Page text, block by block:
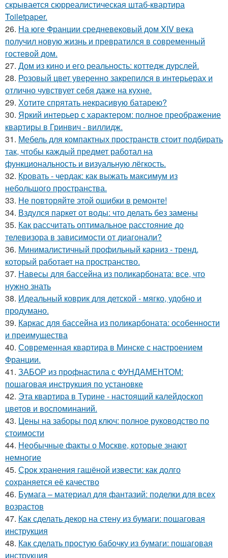
скрывается сюрреалистическая штаб-квартира
Toiletpaper.
26. На юге Франции средневековый дом XIV века
получил новую жизнь и превратился в современный
гостевой дом.
27. Дом из кино и его реальность: коттедж дурслей.
28. Розовый цвет уверенно закрепился в интерьерах и
отлично чувствует себя даже на кухне.
29. Хотите спрятать некрасивую батарею?
30. Яркий интерьер с характером: полное преображение
квартиры в Гринвич - виллидж.
31. Мебель для компактных пространств стоит подбирать
так, чтобы каждый предмет работал на
функциональность и визуальную лёгкость.
32. Кровать - чердак: как выжать максимум из
небольшого пространства.
33. Не повторяйте этой ошибки в ремонте!
34. Вздулся паркет от воды: что делать без замены
35. Как рассчитать оптимальное расстояние до
телевизора в зависимости от диагонали?
36. Минималистичный профильный карниз - тренд,
который работает на пространство.
37. Навесы для бассейна из поликарбоната: все, что
нужно знать
38. Идеальный коврик для детской - мягко, удобно и
продумано.
39. Каркас для бассейна из поликарбоната: особенности
и преимущества
40. Современная квартира в Минске с настроением
Франции.
41. ЗАБОР из профнастила с ФУНДАМЕНТОМ:
пошаговая инструкция по установке
42. Эта квартира в Турине - настоящий калейдоскоп
цветов и воспоминаний.
43. Цены на заборы под ключ: полное руководство по
стоимости
44. Необычные факты о Москве, которые знают
немногие
45. Срок хранения гашёной извести: как долго
сохраняется её качество
46. Бумага – материал для фантазий: поделки для всех
возрастов
47. Как сделать декор на стену из бумаги: пошаговая
инструкция
48. Как сделать простую бабочку из бумаги: пошаговая
инструкция